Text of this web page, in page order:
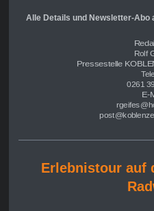
Alle Details und Newsletter-Abo
Rolf
Pressestelle
0261
E-
Erlebnistour auf